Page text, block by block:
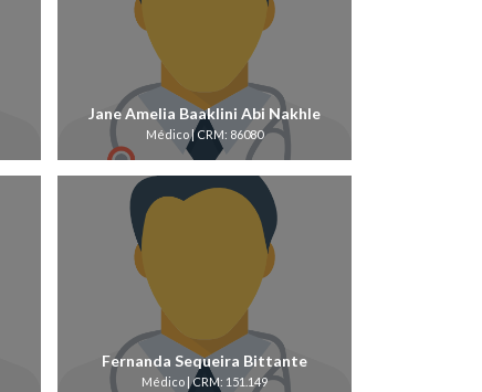
Jane Amelia Baaklini Abi Nakhle
Médico | CRM: 86080
Fernanda Sequeira Bittante
Médico | CRM: 151.149